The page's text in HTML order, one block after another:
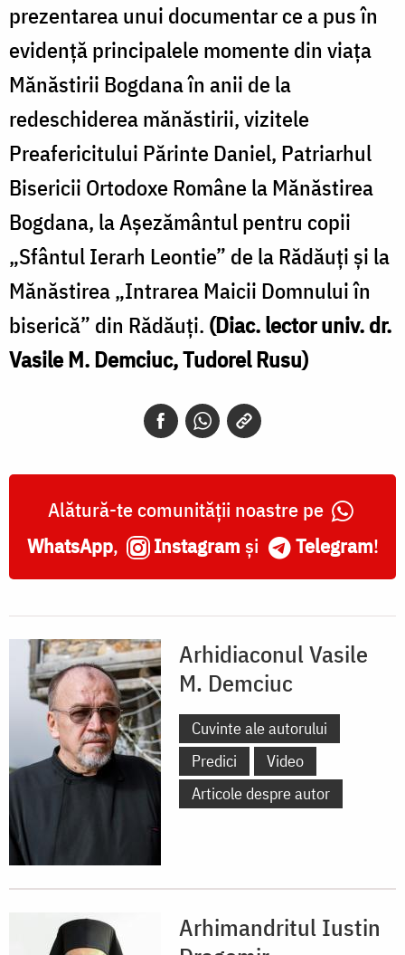
prezentarea unui documentar ce a pus în
evidenţă principalele momente din viaţa
Mănăstirii Bogdana în anii de la
redeschiderea mănăstirii, vizitele
Preafericitului Părinte Daniel, Patriarhul
Bisericii Ortodoxe Române la Mănăstirea
Bogdana, la Aşezământul pentru copii
„Sfântul Ierarh Leontie” de la Rădăuţi şi la
Mănăstirea „Intrarea Maicii Domnului în
biserică” din Rădăuţi. (Diac. lector univ. dr.
Vasile M. Demciuc, Tudorel Rusu)
Alătură-te comunității noastre pe
WhatsApp, Instagram și Telegram!
Arhidiaconul Vasile
M. Demciuc
Cuvinte ale autorului
Predici
Video
Articole despre autor
Arhimandritul Iustin